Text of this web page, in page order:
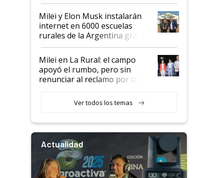
Milei y Elon Musk instalarán
internet en 6000 escuelas
rurales de la Argentina gracias
a un acuerdo con Starlink
Milei en La Rural: el campo
apoyó el rumbo, pero sin
renunciar al reclamo por las
Ver todos los temas
Actualidad